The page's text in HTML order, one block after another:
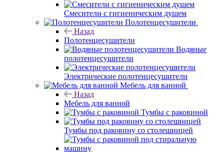
Смесители с гигиеническим душем
Полотенцесушители
Назад
Полотенцесушители
Водяные
полотенцесушители
Электрические полотенцесушители
Мебель для ванной
Назад
Мебель для ванной
Тумбы с раковиной
Тумбы под раковину со столешницей